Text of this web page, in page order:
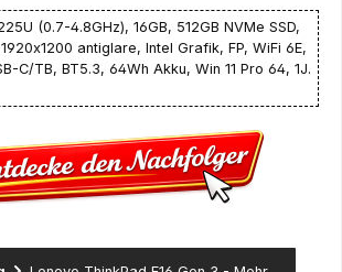
(0.7-4.8GHz), 16GB, 512GB NVMe SSD,
antiglare, Intel Grafik, FP, WiFi 6E,
C/TB, BT5.3, 64Wh Akku, Win 11 Pro 64, 1J.